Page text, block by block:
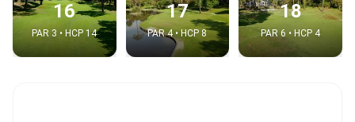
16
PAR 3 • HCP 14
17
PAR 4 • HCP 8
18
PAR 6 • HCP 4